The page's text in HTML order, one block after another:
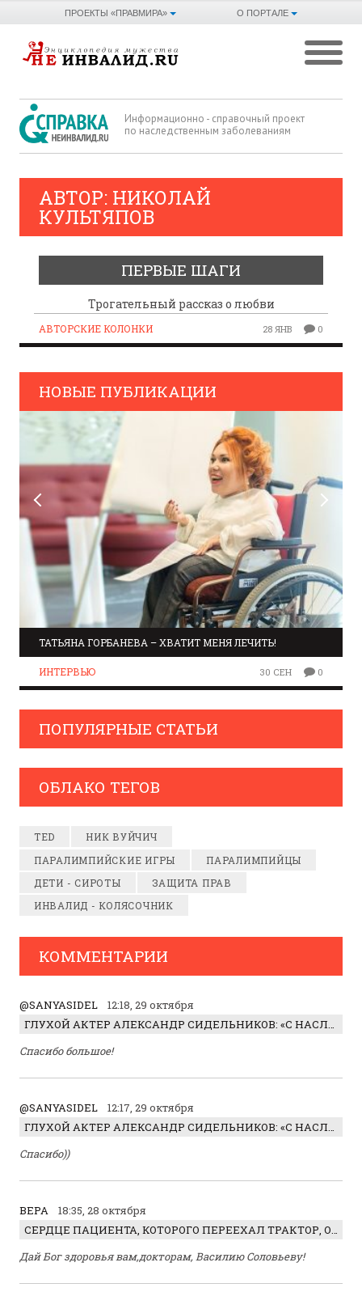
О ПОРТАЛЕ
ПРОЕКТЫ «ПРАВМИРА»
Информационно - справочный проект
по наследственным заболеваниям
АВТОР: НИКОЛАЙ
КУЛЬТЯПОВ
ПЕРВЫЕ ШАГИ
Трогательный рассказ о любви
АВТОРСКИЕ КОЛОНКИ 28 ЯНВ 0
НОВЫЕ ПУБЛИКАЦИИ
ТАТЬЯНА ГОРБАНЕВА – ХВАТИТ МЕНЯ ЛЕЧИТЬ!
ИНТЕРВЬЮ 30 СЕН 0
ПОПУЛЯРНЫЕ СТАТЬИ
ОБЛАКО ТЕГОВ
TED
НИК ВУЙЧИЧ
ПАРАЛИМПИЙСКИЕ ИГРЫ
ПАРАЛИМПИЙЦЫ
ДЕТИ - СИРОТЫ
ЗАЩИТА ПРАВ
ИНВАЛИД - КОЛЯСОЧНИК
КОММЕНТАРИИ
@SANYASIDEL
12:18, 29 октября
ГЛУХОЙ АКТЕР АЛЕКСАНДР СИДЕЛЬНИКОВ: «С НАСЛАЖДЕНИЕМ ИГРАЛ ОТРИЦАТЕЛЬНОГО ГЕРОЯ!»
Спасибо большое!
@SANYASIDEL
12:17, 29 октября
ГЛУХОЙ АКТЕР АЛЕКСАНДР СИДЕЛЬНИКОВ: «С НАСЛАЖДЕНИЕМ ИГРАЛ ОТРИЦАТЕЛЬНОГО ГЕРОЯ!»
Спасибо))
ВЕРА
18:35, 28 октября
СЕРДЦЕ ПАЦИЕНТА, КОТОРОГО ПЕРЕЕХАЛ ТРАКТОР, ОБНАРУЖИЛИ… В ЖИВОТЕ
Дай Бог здоровья вам,докторам, Василию Соловьеву!